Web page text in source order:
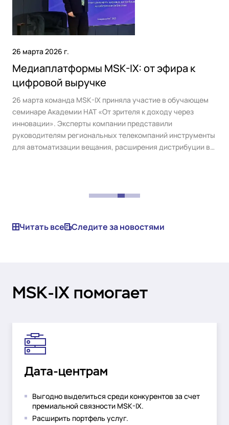
26 марта 2026 г.
Медиаплатформы MSK-IX: от эфира к
цифровой выручке
26 марта команда MSK-IX приняла участие в обучающем
семинаре Академии НАТ «От зрителя к доходу через
инновации». Эксперты компании представили
руководителям региональных телекомпаний инструменты
для автоматизации вещания, расширения дистрибуции в
Читать все Следите за новостями
MSK-IX помогает
Дата-центрам
Выгодно выделиться среди конкурентов за счет
премиальной связности MSK-IX.
Расширить портфель услуг.